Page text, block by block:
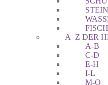
A–Z DER
A-B
C-D
E-H
I-L
M-O